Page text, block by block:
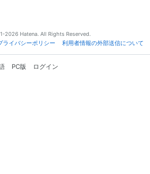
2026 Hatena. All Rights Reserved.
ライバシーポリシー 利用者情報の外部送信について
PC版 ログイン